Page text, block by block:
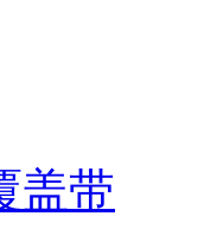
盖带